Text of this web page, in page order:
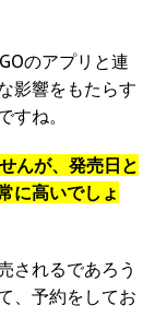
のアプリと連
影響をもたらす
すね。
んが、発売日と
に高いでしょ
されるであろう
、予約をしてお